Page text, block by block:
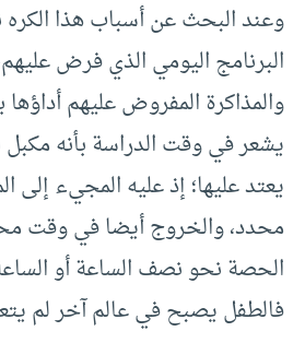
وعند البحث عن أسباب هذا
البرنامج اليومي الذي فرض
والمذاكرة المفروض عليهم أداؤها
يشعر في وقت الدراسة بأنه
يعتد عليها؛ إذ عليه المجيء
محدد، والخروج أيضا في وقت
الحصة نحو نصف الساعة أو الساعة
فالطفل يصبح في عالم آخر لم